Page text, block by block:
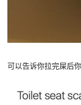
可以告诉你拉完屎后